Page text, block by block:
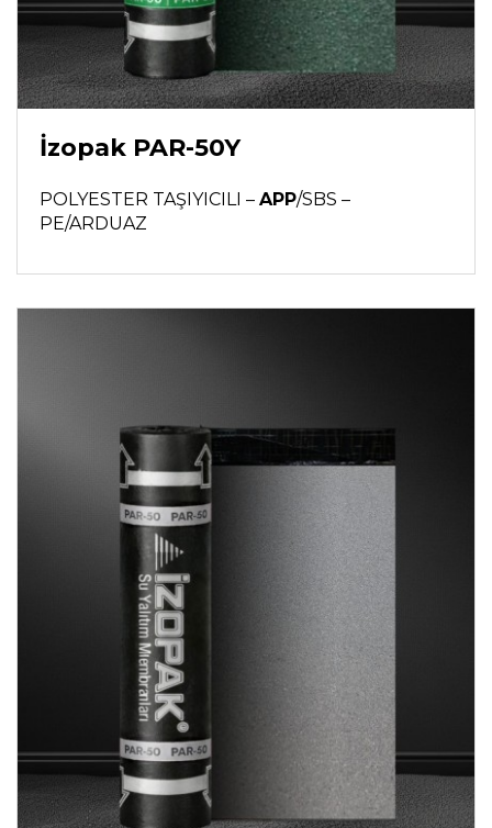
İzopak PAR-50Y
POLYESTER TAŞIYICILI – APP/SBS –
PE/ARDUAZ